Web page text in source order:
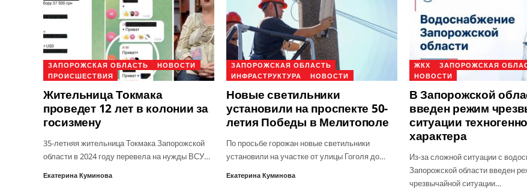
ЗАПОРОЖСКАЯ ОБЛАСТЬ
НОВОСТИ
ПРОИСШЕСТВИЯ
Жительница Токмака
проведет 12 лет в колонии за
госизмену
35-летняя жительница Токмака Запорожской
области в 2024 году перевела на нужды ВСУ…
Екатерина Куминова
ЗАПОРОЖСКАЯ ОБЛАСТЬ
ИНФРАСТРУКТУРА
НОВОСТИ
Новые светильники
установили на проспекте 50-
летия Победы в Мелитополе
По просьбе горожан новые светильники
установили на участке от улицы Гоголя до…
Екатерина Куминова
ЖКХ
ЗАПОРОЖСКАЯ
НОВОСТИ
В Запорожской
введен режим
ситуации
характера
Из-за сложной ситуации с
Запорожской области введен
чрезвычайной ситуации…